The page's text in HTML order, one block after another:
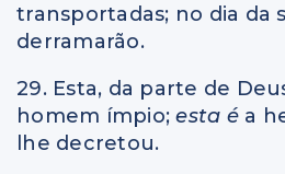
transportadas; no dia da
derramarão.
29. Esta, da parte de
homem ímpio;esta é a
lhe decretou.